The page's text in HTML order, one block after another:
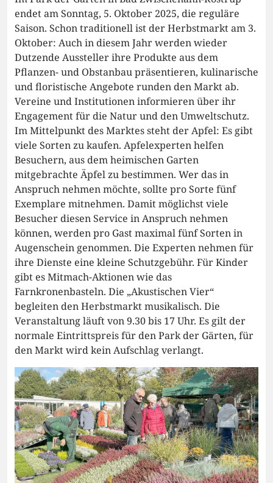
endet am Sonntag, 5. Oktober 2025, die reguläre
Saison. Schon traditionell ist der Herbstmarkt am 3.
Oktober: Auch in diesem Jahr werden wieder
Dutzende Aussteller ihre Produkte aus dem
Pflanzen- und Obstanbau präsentieren, kulinarische
und floristische Angebote runden den Markt ab.
Vereine und Institutionen informieren über ihr
Engagement für die Natur und den Umweltschutz.
Im Mittelpunkt des Marktes steht der Apfel: Es gibt
viele Sorten zu kaufen. Apfelexperten helfen
Besuchern, aus dem heimischen Garten
mitgebrachte Äpfel zu bestimmen. Wer das in
Anspruch nehmen möchte, sollte pro Sorte fünf
Exemplare mitnehmen. Damit möglichst viele
Besucher diesen Service in Anspruch nehmen
können, werden pro Gast maximal fünf Sorten in
Augenschein genommen. Die Experten nehmen für
ihre Dienste eine kleine Schutzgebühr. Für Kinder
gibt es Mitmach-Aktionen wie das
Farnkronenbasteln. Die „Akustischen Vier“
begleiten den Herbstmarkt musikalisch. Die
Veranstaltung läuft von 9.30 bis 17 Uhr. Es gilt der
normale Eintrittspreis für den Park der Gärten, für
den Markt wird kein Aufschlag verlangt.